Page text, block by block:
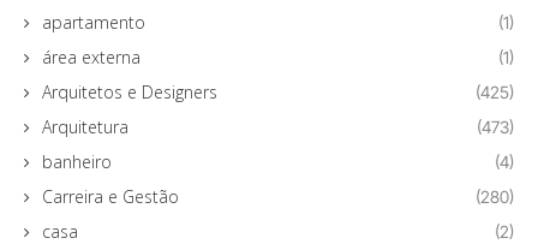
apartamento (1)
área externa (1)
Arquitetos e Designers (425)
Arquitetura (473)
banheiro (4)
Carreira e Gestão (280)
casa (2)